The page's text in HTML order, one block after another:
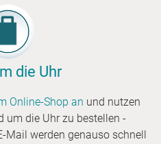
die Uhr
Online-Shop an und nutzen
um die Uhr zu bestellen -
Mail werden genauso schnell